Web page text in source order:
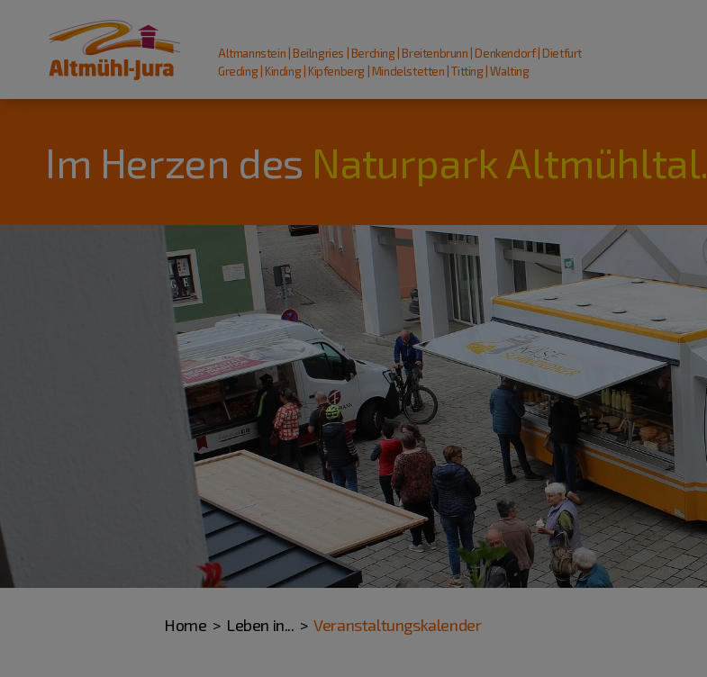
Altmannstein | Beilngries | Berching | Breitenbrunn | Denkendorf | Dietfurt
Greding | Kinding | Kipfenberg | Mindelstetten | Titting | Walting
Im Herzen des Naturpark Altmühltal.
Home Leben in... Veranstaltungskalender